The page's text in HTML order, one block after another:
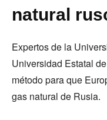
natural
Expertos de la
Universidad Estatal
método para que
gas natural de Rusia.